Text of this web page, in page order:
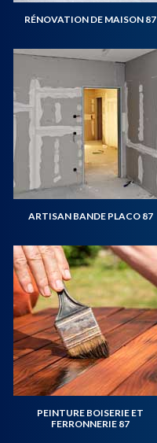
RÉNOVATION DE MAISON 87
ARTISAN BANDE PLACO 87
PEINTURE BOISERIE ET
FERRONNERIE 87